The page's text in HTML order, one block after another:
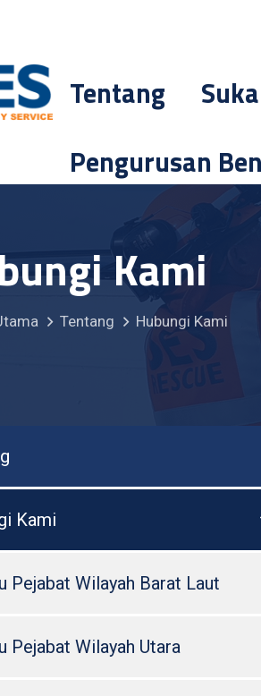
Tentang
Pengurusan
Kami
Tentang Hubungi Kami
Kami
Pejabat Wilayah Barat Laut
Pejabat Wilayah Utara